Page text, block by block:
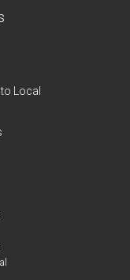
Local